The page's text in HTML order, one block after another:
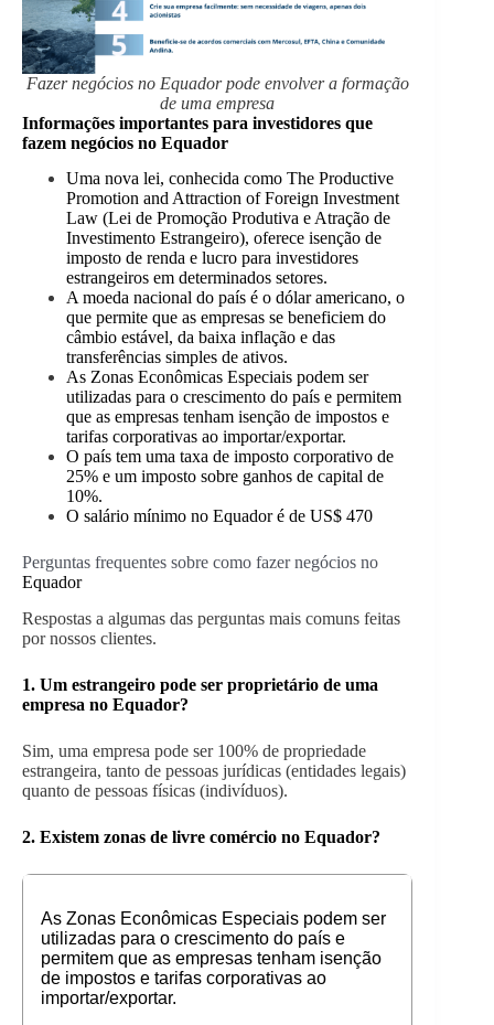
Fazer negócios no Equador pode envolver a formação
de uma empresa
Informações importantes para investidores que
fazem negócios no Equador
Uma nova lei, conhecida como The Productive
Promotion and Attraction of Foreign Investment
Law (Lei de Promoção Produtiva e Atração de
Investimento Estrangeiro), oferece isenção de
imposto de renda e lucro para investidores
estrangeiros em determinados setores.
A moeda nacional do país é o dólar americano, o
que permite que as empresas se beneficiem do
câmbio estável, da baixa inflação e das
transferências simples de ativos.
As Zonas Econômicas Especiais podem ser
utilizadas para o crescimento do país e permitem
que as empresas tenham isenção de impostos e
tarifas corporativas ao importar/exportar.
O país tem uma taxa de imposto corporativo de
25% e um imposto sobre ganhos de capital de
10%.
O salário mínimo no Equador é de US$ 470
Perguntas frequentes sobre como fazer negócios no
Equador
Respostas a algumas das perguntas mais comuns feitas
por nossos clientes.
1. Um estrangeiro pode ser proprietário de uma
empresa no Equador?
Sim, uma empresa pode ser 100% de propriedade
estrangeira, tanto de pessoas jurídicas (entidades legais)
quanto de pessoas físicas (indivíduos).
2. Existem zonas de livre comércio no Equador?
As Zonas Econômicas Especiais podem ser
utilizadas para o crescimento do país e
permitem que as empresas tenham isenção
de impostos e tarifas corporativas ao
importar/exportar.